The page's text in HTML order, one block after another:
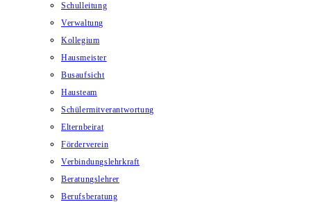
Schulleitung
Verwaltung
Kollegium
Hausmeister
Busaufsicht
Hausteam
Schülermitverantwortung
Elternbeirat
Förderverein
Verbindungslehrkraft
Beratungslehrer
Berufsberatung